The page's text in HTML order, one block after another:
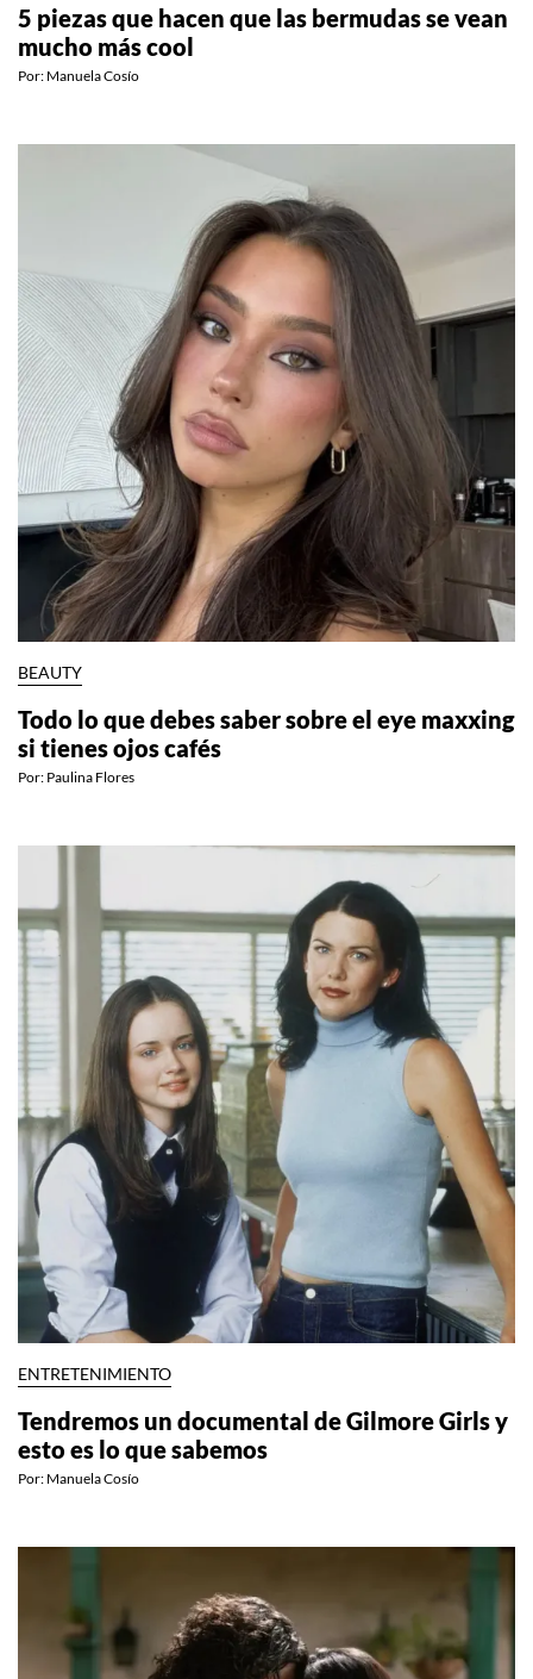
5 piezas que hacen que las bermudas se vean
mucho más cool
Por: Manuela Cosío
BEAUTY
Todo lo que debes saber sobre el eye maxxing
si tienes ojos cafés
Por: Paulina Flores
ENTRETENIMIENTO
Tendremos un documental de Gilmore Girls y
esto es lo que sabemos
Por: Manuela Cosío